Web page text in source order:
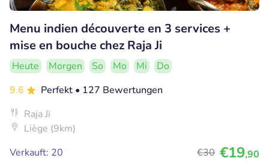
Menu indien découverte en 3 services +
mise en bouche chez Raja Ji
Heute Morgen So Mo Mi
Do
9.6
Perfekt • 127 Bewertungen
Raja Ji
Liège (9km)
Verkauft: 20
€30 €19,90